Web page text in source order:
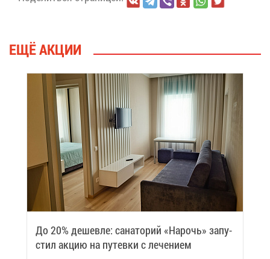
ЕЩЁ АК­ЦИИ
До 20% де­шев­ле: са­на­то­рий «На­рочь» за­пу­
стил ак­цию на пу­тев­ки с ле­че­ни­ем